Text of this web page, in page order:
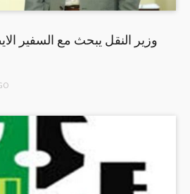
وزير النقل يبحث مع السفير